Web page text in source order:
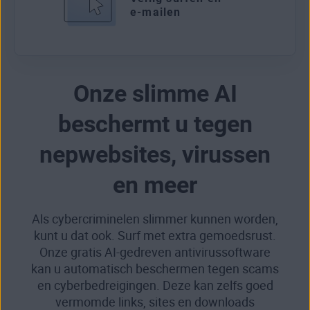
e‑mailen
Onze slimme AI
beschermt u tegen
nepwebsites, virussen
en meer
Als cybercriminelen slimmer kunnen worden,
kunt u dat ook. Surf met extra gemoedsrust.
Onze gratis AI-gedreven antivirussoftware
kan u automatisch beschermen tegen scams
en cyberbedreigingen. Deze kan zelfs goed
vermomde links, sites en downloads